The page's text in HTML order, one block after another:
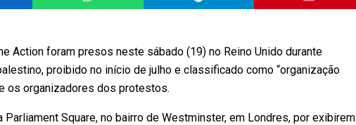
Action foram presos neste sábado (19) no Reino Unido durante
proibido no início de julho e classificado como “organização
os organizadores dos protestos.
Square, no bairro de Westminster, em Londres, por exibirem